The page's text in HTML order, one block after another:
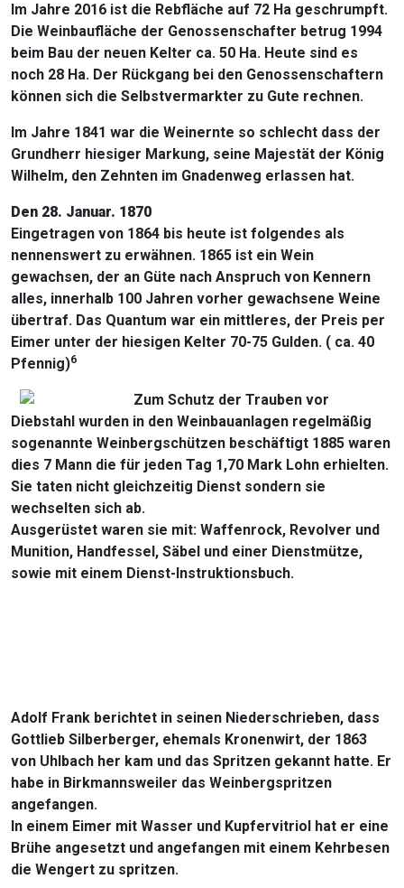
Im Jahre 2016 ist die Rebfläche auf 72 Ha geschrumpft.
Die Weinbaufläche der Genossenschafter betrug 1994
beim Bau der neuen Kelter ca. 50 Ha. Heute sind es
noch 28 Ha. Der Rückgang bei den Genossenschaftern
können sich die Selbstvermarkter zu Gute rechnen.
Im Jahre 1841 war die Weinernte so schlecht dass der
Grundherr hiesiger Markung, seine Majestät der König
Wilhelm, den Zehnten im Gnadenweg erlassen hat.
Den 28. Januar. 1870
Eingetragen von 1864 bis heute ist folgendes als
nennenswert zu erwähnen. 1865 ist ein Wein
gewachsen, der an Güte nach Anspruch von Kennern
alles, innerhalb 100 Jahren vorher gewachsene Weine
übertraf. Das Quantum war ein mittleres, der Preis per
Eimer unter der hiesigen Kelter 70-75 Gulden. ( ca. 40
Pfennig)6
Zum Schutz der Trauben vor
Diebstahl wurden in den Weinbauanlagen regelmäßig
sogenannte Weinbergschützen beschäftigt 1885 waren
dies 7 Mann die für jeden Tag 1,70 Mark Lohn erhielten.
Sie taten nicht gleichzeitig Dienst sondern sie
wechselten sich ab.
Ausgerüstet waren sie mit: Waffenrock, Revolver und
Munition, Handfessel, Säbel und einer Dienstmütze,
sowie mit einem Dienst-Instruktionsbuch.
Adolf Frank berichtet in seinen Niederschrieben, dass
Gottlieb Silberberger, ehemals Kronenwirt, der 1863
von Uhlbach her kam und das Spritzen gekannt hatte. Er
habe in Birkmannsweiler das Weinbergspritzen
angefangen.
In einem Eimer mit Wasser und Kupfervitriol hat er eine
Brühe angesetzt und angefangen mit einem Kehrbesen
die Wengert zu spritzen.